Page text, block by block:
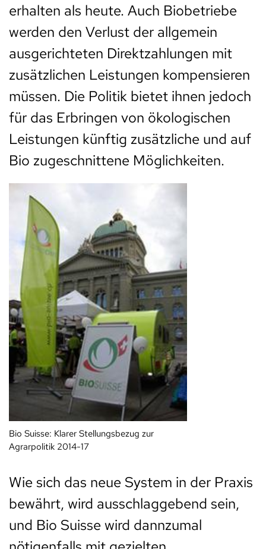
erhalten als heute. Auch Biobetriebe
werden den Verlust der allgemein
ausgerichteten Direktzahlungen mit
zusätzlichen Leistungen kompensieren
müssen. Die Politik bietet ihnen jedoch
für das Erbringen von ökologischen
Leistungen künftig zusätzliche und auf
Bio zugeschnittene Möglichkeiten.
Bio Suisse: Klarer Stellungsbezug zur
Agrarpolitik 2014-17
Wie sich das neue System in der Praxis
bewährt, wird ausschlaggebend sein,
und Bio Suisse wird dannzumal